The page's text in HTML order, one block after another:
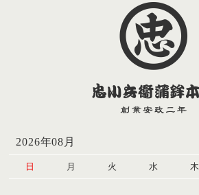
2026年08月
日 月 火 水 木